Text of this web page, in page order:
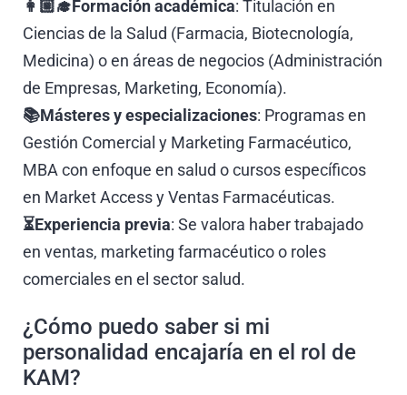
👩🏼‍🎓Formación académica: Titulación en
Ciencias de la Salud (Farmacia, Biotecnología,
Medicina) o en áreas de negocios (Administración
de Empresas, Marketing, Economía).
📚Másteres y especializaciones: Programas en
Gestión Comercial y Marketing Farmacéutico,
MBA con enfoque en salud o cursos específicos
en Market Access y Ventas Farmacéuticas.
⏳Experiencia previa: Se valora haber trabajado
en ventas, marketing farmacéutico o roles
comerciales en el sector salud.
¿Cómo puedo saber si mi
personalidad encajaría en el rol de
KAM?